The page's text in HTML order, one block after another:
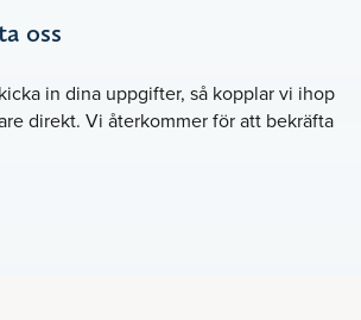
oss
in dina uppgifter, så kopplar vi ihop
direkt. Vi återkommer för att bekräfta